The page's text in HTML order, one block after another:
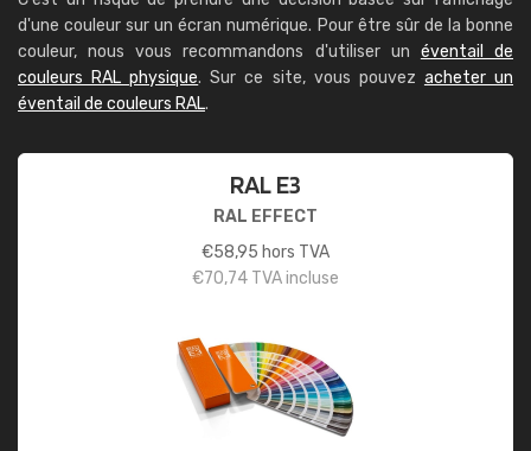
d'une couleur sur un écran numérique. Pour être sûr de la bonne
couleur, nous vous recommandons d'utiliser un éventail de
couleurs RAL physique. Sur ce site, vous pouvez acheter un
éventail de couleurs RAL.
RAL E3
RAL EFFECT
€58,95 hors TVA
€70,74 TVA incluse